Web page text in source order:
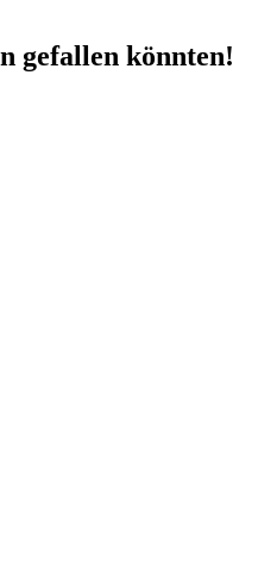
gefallen könnten!